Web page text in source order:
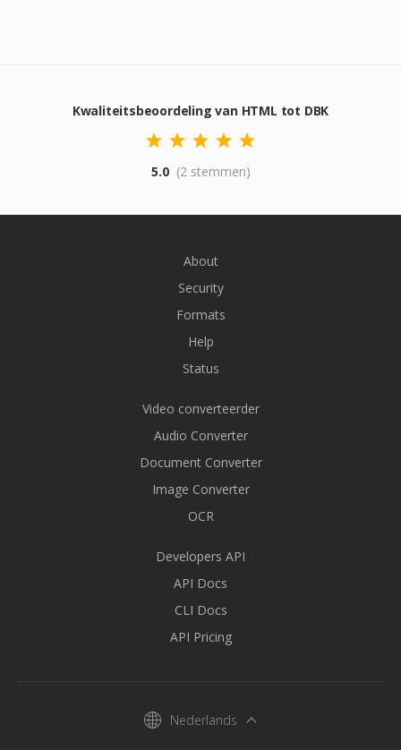
Kwaliteitsbeoordeling van HTML tot DBK
5.0 (2 stemmen)
About
Security
Formats
Help
Status
Video converteerder
Audio Converter
Document Converter
Image Converter
OCR
Developers API
API Docs
CLI Docs
API Pricing
Nederlands